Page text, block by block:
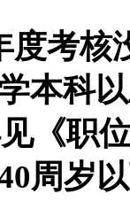
度考核
本科
《职
周岁